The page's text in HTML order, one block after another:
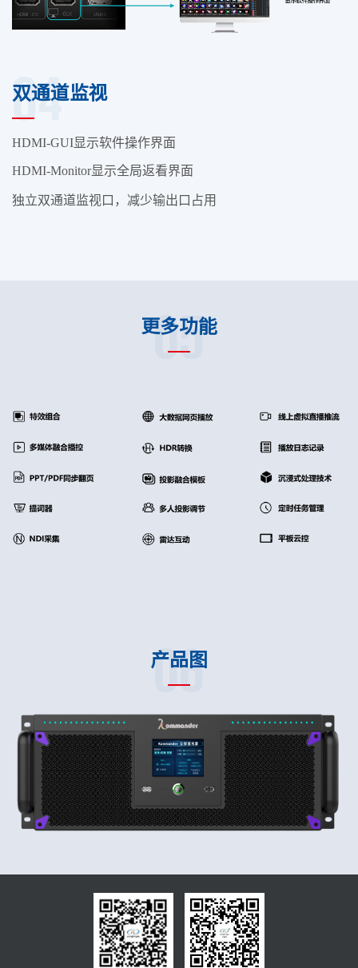
双通道监视
04
HDMI-GUI显示软件操作界面
HDMI-Monitor显示全局返看界面
独立双通道监视口，减少输出口占用
更多功能
05
产品图
06